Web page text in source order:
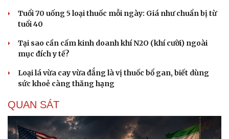
Tuổi 70 uống 5 loại thuốc mỗi ngày: Giá như chuẩn bị từ
tuổi 40
Tại sao cần cấm kinh doanh khí N2O (khí cười) ngoài
mục đích y tế?
Loại lá vừa cay vừa đắng là vị thuốc bổ gan, biết dùng
sức khoẻ càng thăng hạng
QUAN SÁT